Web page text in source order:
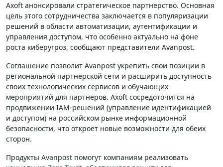
Axoft анонсировали стратегическое партнерство. Основная
цель этого сотрудничества заключается в популяризации
решений в области автоматизации, аутентификации и
управления доступом, что особенно актуально на фоне
роста киберугроз, сообщают представители Avanpost.
Соглашение позволит Avanpost укрепить свои позиции в
региональной партнерской сети и расширить доступность
своих технологических сервисов и обучающих
мероприятий для партнеров. Axoft сосредоточится на
продвижении IAM-решений (управление идентификацией
и доступом) на российском рынке информационной
безопасности, что откроет новые возможности для обеих
сторон.
Продукты Avanpost помогут компаниям реализовать